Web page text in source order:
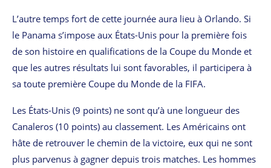
L’autre temps fort de cette journée aura lieu à Orlando. Si
le Panama s’impose aux États-Unis pour la première fois
de son histoire en qualifications de la Coupe du Monde et
que les autres résultats lui sont favorables, il participera à
sa toute première Coupe du Monde de la FIFA.
Les États-Unis (9 points) ne sont qu’à une longueur des
Canaleros (10 points) au classement. Les Américains ont
hâte de retrouver le chemin de la victoire, eux qui ne sont
plus parvenus à gagner depuis trois matches. Les hommes